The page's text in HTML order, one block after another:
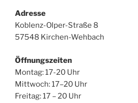
Adresse
Koblenz-Olper-Straße 8
57548 Kirchen-Wehbach
Öffnungszeiten
Montag: 17-20 Uhr
Mittwoch: 17–20 Uhr
Freitag: 17 – 20 Uhr